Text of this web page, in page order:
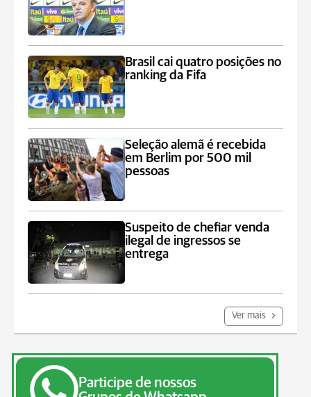
Brasil cai quatro posições no
ranking da Fifa
Seleção alemã é recebida
em Berlim por 500 mil
pessoas
Suspeito de chefiar venda
ilegal de ingressos se
entrega
Ver mais
Participe de nossos